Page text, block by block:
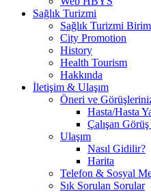
Sağlık Turizmi
Sağlık Turizmi
City Promotion
History
Health Tourism
Hakkında
İletişim & Ulaşım
Öneri ve
Hasta/Hasta
Çalışan
Ulaşım
Nasıl Gidilir?
Harita
Telefon & Sosyal
Sık Sorulan Sorular